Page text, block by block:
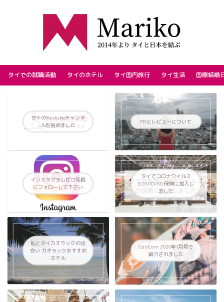
タイでの就職活動 タイのホテル タイ国内旅行 タイ生活 国際結婚
タイのYoutubeチャンネ
ルを始めました
PRとレビューについて
インスタグラムぜひ気軽
にフォローして下さい
タイでコロナウイルス
(COVID-19) 保険に加入し
ました
私とタイカオラックの出
会い カオラックおすすめ
ホテル
CanCam 2020年1月号で
紹介されました